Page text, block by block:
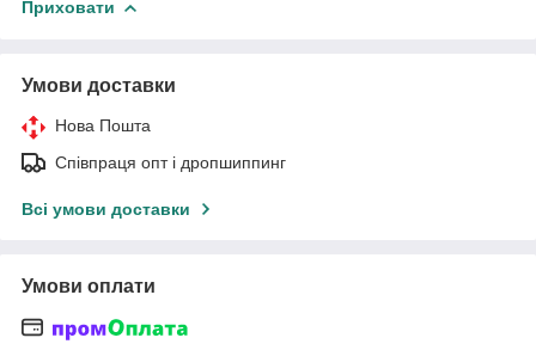
Приховати
Умови доставки
Нова Пошта
Співпраця опт і дропшиппинг
Всі умови доставки
Умови оплати